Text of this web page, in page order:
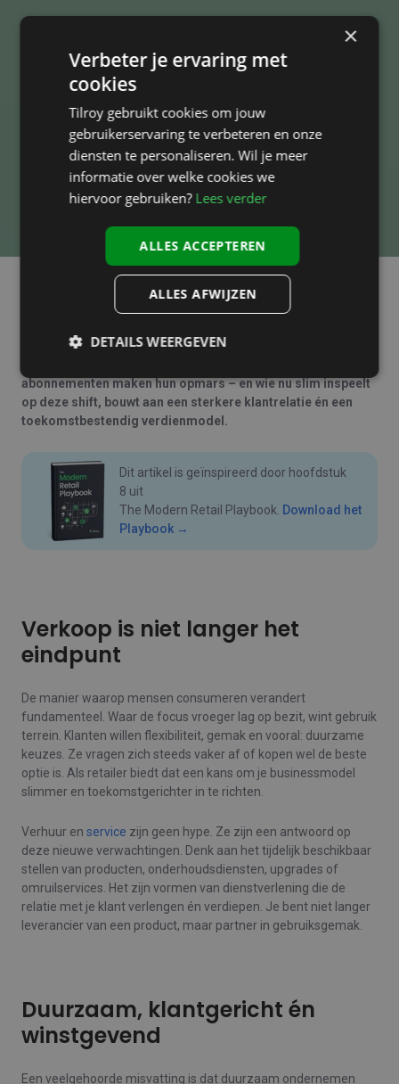
Consumenten verwachten vandaag méér dan alleen een
en vooral: duurzaamheid. En precies daar ligt een enorme
abonnementen maken hun opmars – en wie nu slim inspeelt
op deze shift, bouwt aan een sterkere klantrelatie én een
toekomstbestendig verdienmodel.
Dit artikel is geïnspireerd door hoofdstuk
8 uit
The Modern Retail Playbook. Download het
Playbook →
Verkoop is niet langer het
eindpunt
De manier waarop mensen consumeren verandert
fundamenteel. Waar de focus vroeger lag op bezit, wint gebruik
terrein. Klanten willen flexibiliteit, gemak en vooral: duurzame
keuzes. Ze vragen zich steeds vaker af of kopen wel de beste
optie is. Als retailer biedt dat een kans om je businessmodel
slimmer en toekomstgerichter in te richten.
Verhuur en service zijn geen hype. Ze zijn een antwoord op
deze nieuwe verwachtingen. Denk aan het tijdelijk beschikbaar
stellen van producten, onderhoudsdiensten, upgrades of
omruilservices. Het zijn vormen van dienstverlening die de
relatie met je klant verlengen én verdiepen. Je bent niet langer
leverancier van een product, maar partner in gebruiksgemak.
Duurzaam, klantgericht én
winstgevend
Een veelgehoorde misvatting is dat duurzaam ondernemen
×
Verbeter je ervaring met
cookies
Tilroy gebruikt cookies om jouw
gebruikerservaring te verbeteren en onze
diensten te personaliseren. Wil je meer
informatie over welke cookies we
hiervoor gebruiken? Lees verder
ALLES ACCEPTEREN
ALLES AFWIJZEN
DETAILS WEERGEVEN